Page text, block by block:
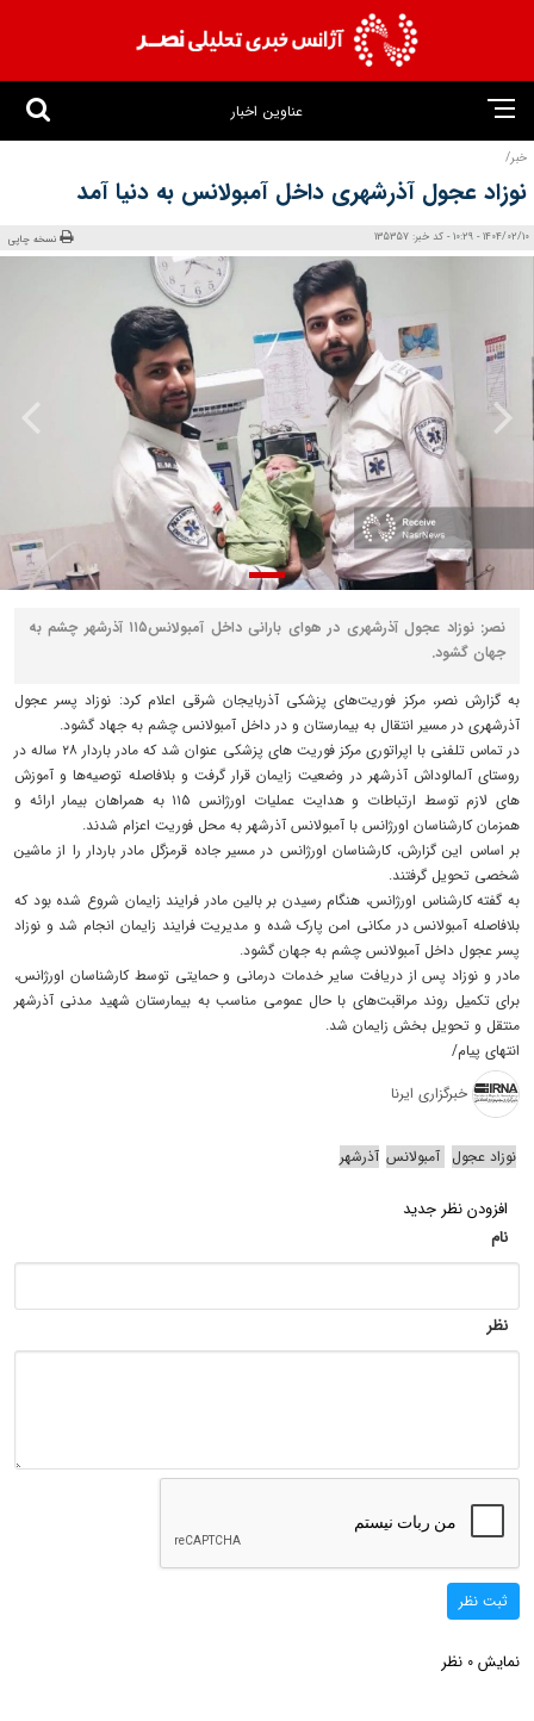
عناوین اخبار
خبر/
نوزاد عجول آذرشهری داخل آمبولانس به دنیا آمد
1404/02/10 - 10:29 - کد خبر: 135357 نسخه چاپی
نصر: نوزاد عجول آذرشهری در هوای بارانی داخل آمبولانس۱۱۵ آذرشهر چشم به
جهان گشود.
به گزارش نصر، مرکز فوریت‌های پزشکی آذربایجان شرقی اعلام کرد: نوزاد پسر عجول
آذرشهری در مسیر انتقال به بیمارستان و در داخل آمبولانس چشم به جهاد گشود.
در تماس تلفنی با اپراتوری مرکز فوریت های پزشکی عنوان شد که مادر باردار ۲۸ ساله در
روستای آلمالوداش آذرشهر در وضعیت زایمان قرار گرفت و بلافاصله توصیه‌ها و آموزش
های لازم توسط ارتباطات و هدایت عملیات اورژانس ۱۱۵ به همراهان بیمار ارائه و
همزمان کارشناسان اورژانس با آمبولانس آذرشهر به محل فوریت اعزام شدند.
بر اساس این گزارش، کارشناسان اورژانس در مسیر جاده قرمزگل مادر باردار را از ماشین
شخصی تحویل گرفتند.
به گفته کارشناس اورژانس، هنگام رسیدن بر بالین مادر فرایند زایمان شروع شده بود که
بلافاصله آمبولانس در مکانی امن پارک شده و مدیریت فرایند زایمان انجام شد و نوزاد
پسر عجول داخل آمبولانس چشم به جهان گشود.
مادر و نوزاد پس از دریافت سایر خدمات درمانی و حمایتی توسط کارشناسان اورژانس،
برای تکمیل روند مراقبت‌های با حال عمومی مناسب به بیمارستان شهید مدنی آذرشهر
منتقل و تحویل بخش زایمان شد.
انتهای پیام/
خبرگزاری ایرنا
نوزاد عجول آمبولانس‌ آذرشهر
افزودن نظر جدید
نام
نظر
ثبت نظر
نمایش 0 نظر